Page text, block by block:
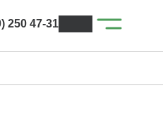
250 47-31